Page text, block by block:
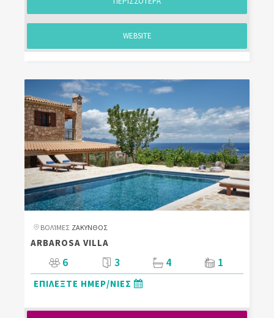
WEBSITE
ΒΟΛΊΜΕΣΖΑΚΥΝΘΟΣ
ARBAROSA VILLA
6 3 4 1
ΕΠΙΛΕΞΤΕ ΗΜΕΡ/ΝΙΕΣ